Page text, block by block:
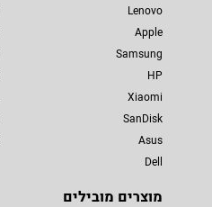
Lenovo
Apple
Samsung
HP
Xiaomi
SanDisk
Asus
Dell
מוצרים מובילים